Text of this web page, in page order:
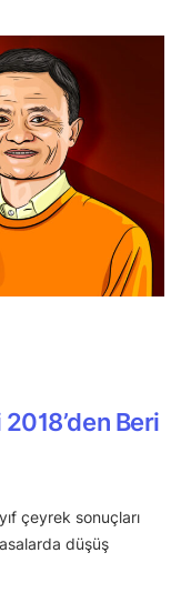
Beri
çeyrek sonuçları
düşüş